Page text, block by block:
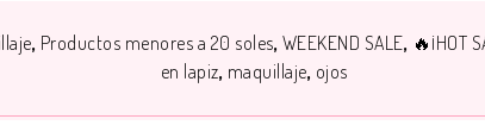
Productos menores a 20 soles WEEKEND SALE 🔥¡HOT
en lapiz maquillaje ojos